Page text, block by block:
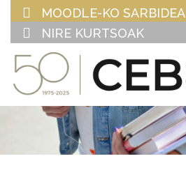
MOODLE-KO SARBIDEA
NIRE KURTSOAK